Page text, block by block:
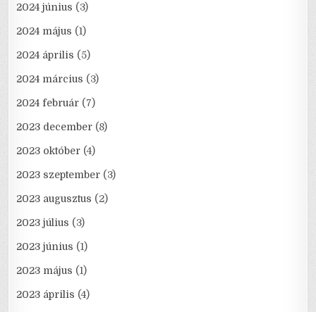
2024 június (3)
2024 május (1)
2024 április (5)
2024 március (3)
2024 február (7)
2023 december (8)
2023 október (4)
2023 szeptember (3)
2023 augusztus (2)
2023 július (3)
2023 június (1)
2023 május (1)
2023 április (4)